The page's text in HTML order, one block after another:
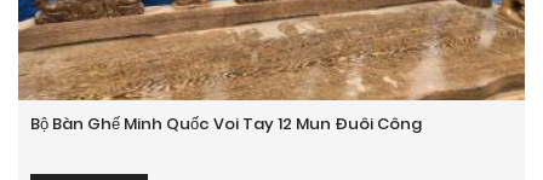
Bộ Bàn Ghế Minh Quốc Voi Tay 12 Mun Đuôi Công